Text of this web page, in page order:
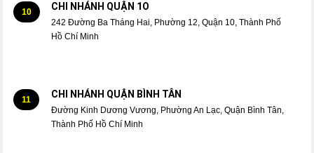
10 CHI NHÁNH QUẬN 1O
242 Đường Ba Tháng Hai, Phường 12, Quận 10, Thành Phố
Hồ Chí Minh
11 CHI NHÁNH QUẬN BÌNH TÂN
Đường Kinh Dương Vương, Phường An Lạc, Quận Bình Tân,
Thành Phố Hồ Chí Minh